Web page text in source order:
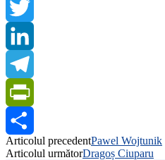
Facebook
Twitter
LinkedIn
Telegram
PrintFriendly
Share
Articolul precedentPawel Wojtunik
Articolul următorDragoș Ciuparu